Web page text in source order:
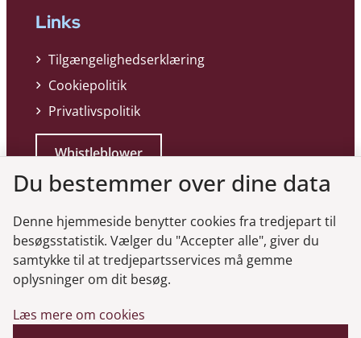
Links
Tilgængelighedserklæring
Cookiepolitik
Privatlivspolitik
Whistleblower
Genveje
Gå til virksomhedsregisteret
Du bestemmer over dine data
Denne hjemmeside benytter cookies fra tredjepart til
besøgsstatistik. Vælger du "Accepter alle", giver du
samtykke til at tredjepartsservices må gemme
oplysninger om dit besøg.
Læs mere om cookies